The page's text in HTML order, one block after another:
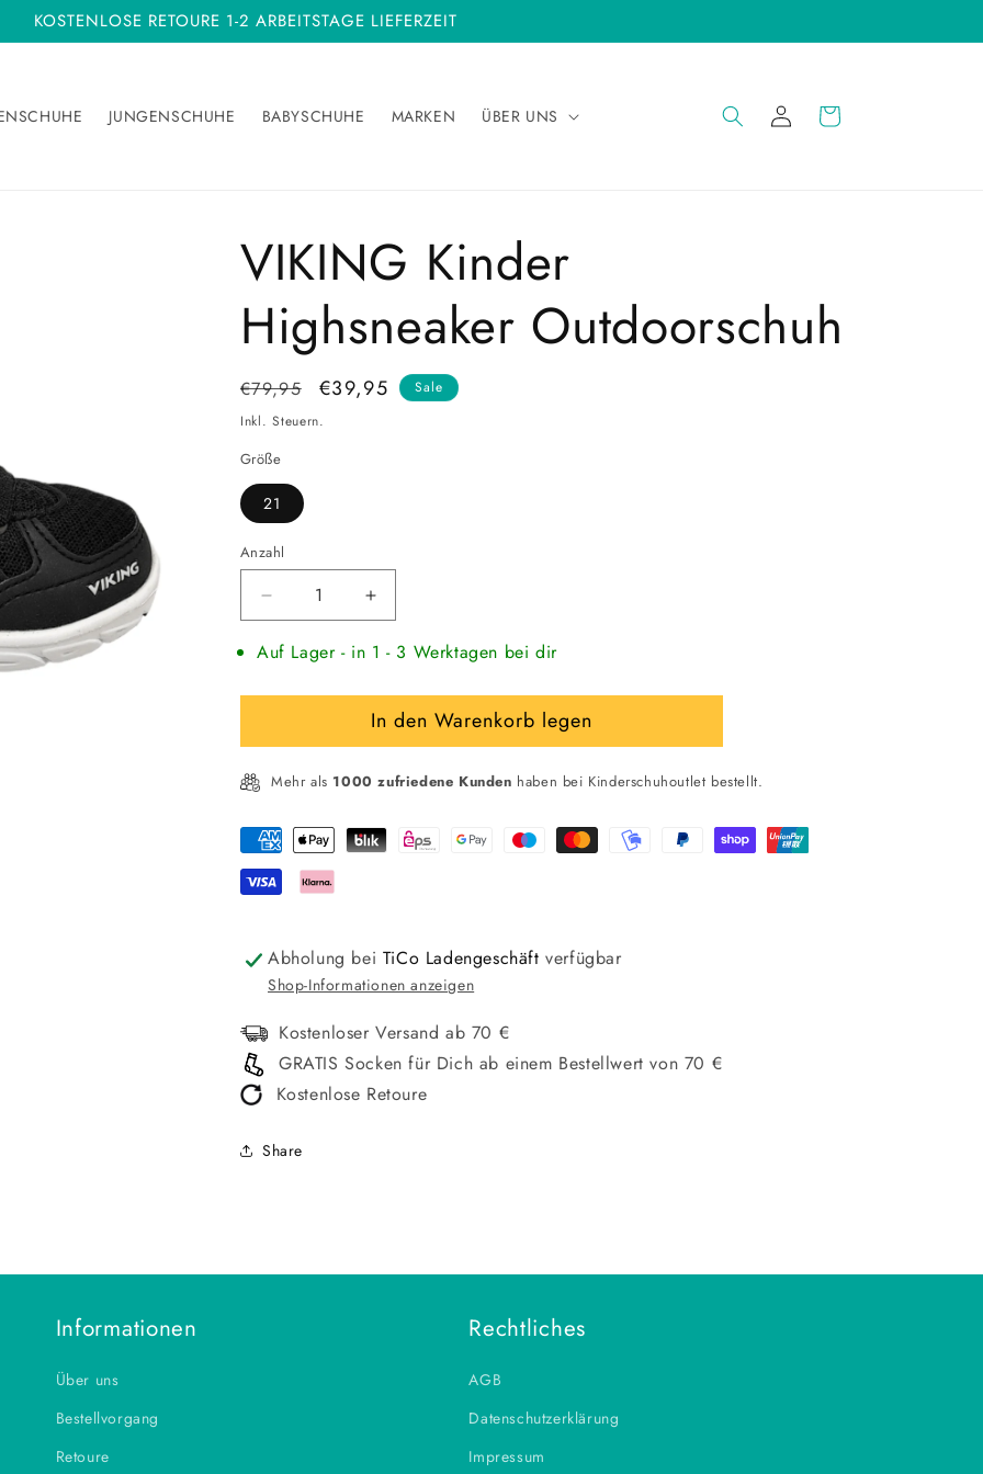
KOSTENLOSE RETOURE 1-2 ARBEITSTAGE LIEFERZEIT
JUNGENSCHUHE BABYSCHUHE MARKEN ÜBER UNS EINLOGGEN
WARENKORB
VIKING Kinder
Highsneaker Outdoorschuh
Normaler
Preis
€79,95 Verkaufspreis
€39,95
Sale
Inkl. Steuern.
Größe
21
Anzahl
Verringere
die
Menge
VIKING
Highsneaker
Erhöhe
die
Menge
VIKING
Kinder
Highsneaker
Auf Lager - in 1 - 3 Werktagen bei dir
In den Warenkorb legen
Mehr als 1000 zufriedene Kunden haben bei Kinderschuhoutlet bestellt.
Zahlungsmethoden
Abholung bei TiCo Ladengeschäft verfügbar
Shop-Informationen anzeigen
Kostenloser Versand ab 70 €
GRATIS Socken für Dich ab einem Bestellwert von 70 €
Kostenlose Retoure
Share
Informationen
Über uns
Bestellvorgang
Retoure
Rechtliches
AGB
Datenschutzerklärung
Impressum